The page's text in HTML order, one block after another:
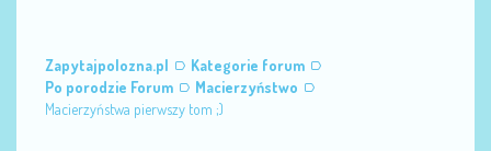
Zapytajpolozna.pl
Kategorie forum
Po porodzie Forum
Macierzyństwo
Macierzyństwa pierwszy tom ;)